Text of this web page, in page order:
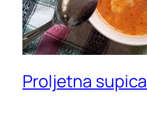
Proljetna supica